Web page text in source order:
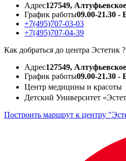
Адрес127549,
График работы09.00-21.30 -
+7(495)707-03-03
+7(495)707-04-39
Как добраться до центра Эстетик ?
Адрес127549,
График работы09.00-21.30 -
Центр медицины и красоты
Детский Университет
Построить маршрут к центру